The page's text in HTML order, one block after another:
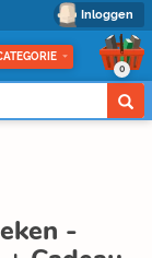
Inloggen
0
-